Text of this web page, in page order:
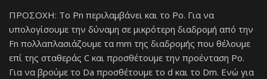
ΠΡΟΣΟΧΗ: Το Pn περιλαμβάνει και το Po. Για να
υπολογίσουμε την δύναμη σε μικρότερη διαδρομή από την
Fn πολλαπλασιάζουμε τα mm της διαδρομής που θέλουμε
επί της σταθεράς C και προσθέτουμε την προένταση Po.
Για να βρούμε το Da προσθέτουμε το d και το Dm. Ενώ για